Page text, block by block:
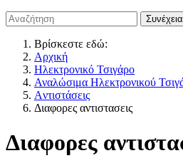
Βρίσκεστε εδώ:
Αρχική
Ηλεκτρονικό Τσιγάρο
Αναλώσιμα Ηλεκτρονικού
Aντιστάσεις
Διαφορες αντιστασεις
Διαφορες